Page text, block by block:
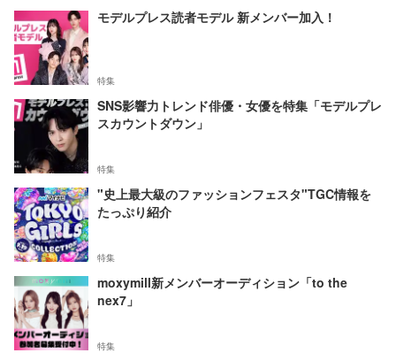
モデルプレス読者モデル 新メンバー加入！
特集
SNS影響力トレンド俳優・女優を特集「モデルプレ
スカウントダウン」
特集
"史上最大級のファッションフェスタ"TGC情報を
たっぷり紹介
特集
moxymill新メンバーオーディション「to the
nex7」
特集